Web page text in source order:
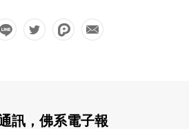
訊，佛系電子報